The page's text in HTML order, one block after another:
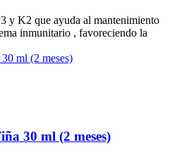
y K2 que ayuda al mantenimiento
inmunitario , favoreciendo la
30 ml (2 meses)